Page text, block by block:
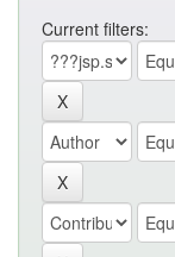
Current filters: